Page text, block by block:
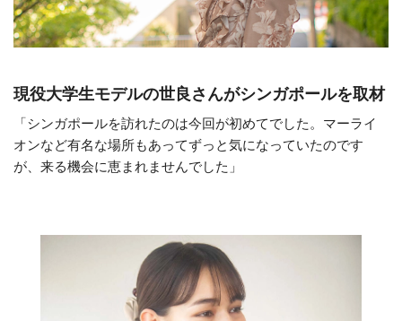
現役大学生モデルの世良さんがシンガポールを取材
「シンガポールを訪れたのは今回が初めてでした。マーライ
オンなど有名な場所もあってずっと気になっていたのです
が、来る機会に恵まれませんでした」